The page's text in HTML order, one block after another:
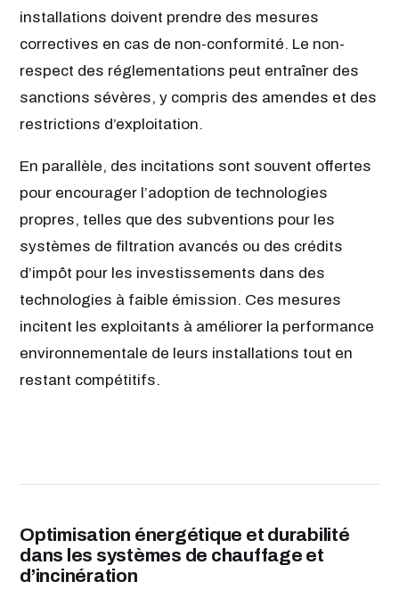
installations doivent prendre des mesures
correctives en cas de non-conformité. Le non-
respect des réglementations peut entraîner des
sanctions sévères, y compris des amendes et des
restrictions d’exploitation.
En parallèle, des incitations sont souvent offertes
pour encourager l’adoption de technologies
propres, telles que des subventions pour les
systèmes de filtration avancés ou des crédits
d’impôt pour les investissements dans des
technologies à faible émission. Ces mesures
incitent les exploitants à améliorer la performance
environnementale de leurs installations tout en
restant compétitifs.
Optimisation énergétique et durabilité
dans les systèmes de chauffage et
d’incinération